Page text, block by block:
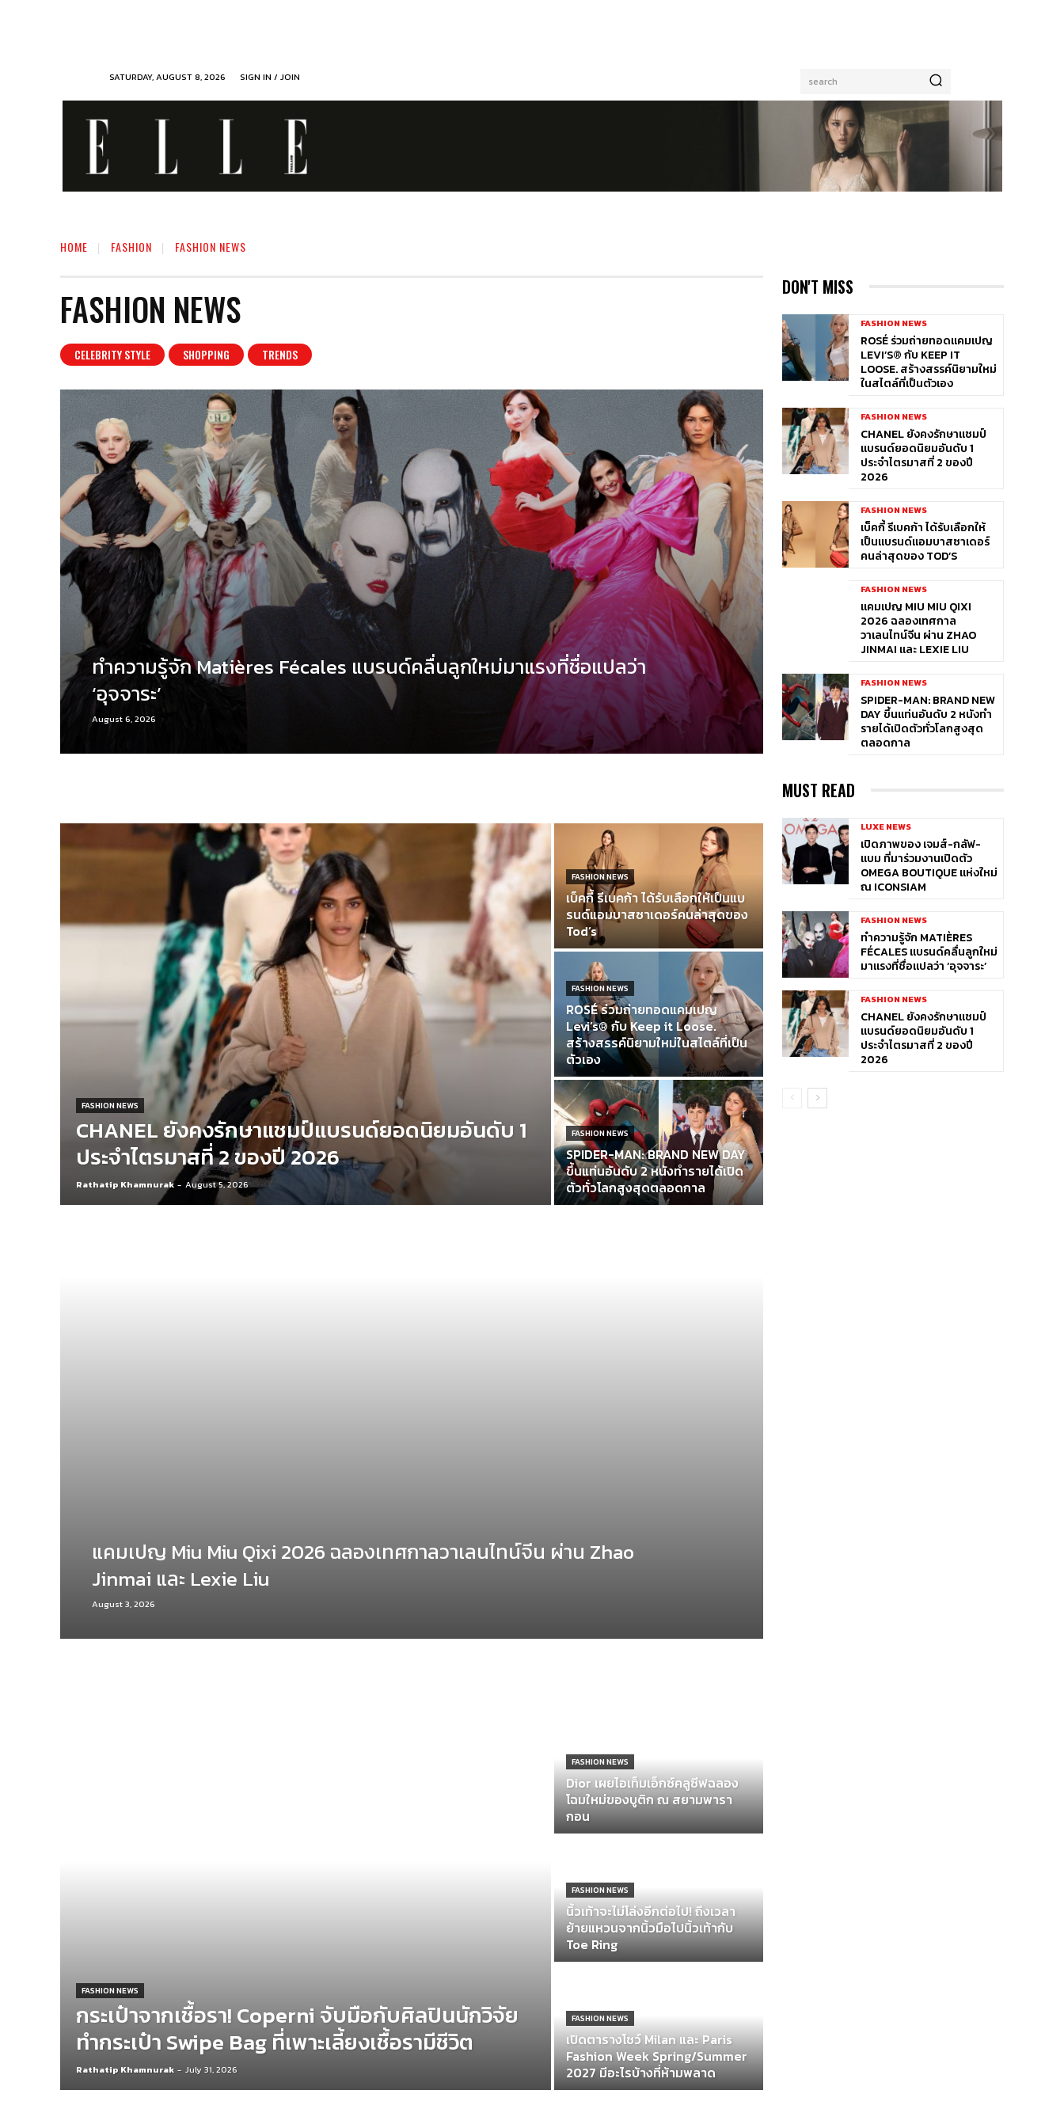
SATURDAY, AUGUST 8, 2026 search
SIGN IN / JOIN
HOME FASHION FASHION NEWS
FASHION NEWS
CELEBRITY STYLE SHOPPING TRENDS
ทำความรู้จัก Matières Fécales แบรนด์คลื่นลูกใหม่มาแรงที่ชื่อแปลว่า
‘อุจจาระ’
August 6, 2026
FASHION NEWS
CHANEL ยังคงรักษาแชมป์แบรนด์ยอดนิยมอันดับ 1
ประจำไตรมาสที่ 2 ของปี 2026
Rathatip Khamnurak - August 5, 2026
FASHION NEWS
เบ็คกี้ รีเบคก้า ได้รับเลือกให้เป็นแบ
รนด์แอมบาสซาเดอร์คนล่าสุดของ
Tod’s
FASHION NEWS
ROSÉ ร่วมถ่ายทอดแคมเปญ
Levi’s® กับ Keep it Loose.
สร้างสรรค์นิยามใหม่ในสไตล์ที่เป็น
ตัวเอง
FASHION NEWS
SPIDER-MAN: BRAND NEW DAY
ขึ้นแท่นอันดับ 2 หนังทำรายได้เปิด
ตัวทั่วโลกสูงสุดตลอดกาล
แคมเปญ Miu Miu Qixi 2026 ฉลองเทศกาลวาเลนไทน์จีน ผ่าน Zhao
Jinmai และ Lexie Liu
August 3, 2026
FASHION NEWS
กระเป๋าจากเชื้อรา! Coperni จับมือกับศิลปินนักวิจัย
ทำกระเป๋า Swipe Bag ที่เพาะเลี้ยงเชื้อรามีชีวิต
Rathatip Khamnurak - July 31, 2026
FASHION NEWS
Dior เผยไอเท็มเอ็กซ์คลูซีฟฉลอง
โฉมใหม่ของบูติก ณ สยามพารา
กอน
FASHION NEWS
นิ้วเท้าจะไม่โล่งอีกต่อไป! ถึงเวลา
ย้ายแหวนจากนิ้วมือไปนิ้วเท้ากับ
Toe Ring
FASHION NEWS
เปิดตารางโชว์ Milan และ Paris
Fashion Week Spring/Summer
2027 มีอะไรบ้างที่ห้ามพลาด
DON'T MISS
FASHION NEWS
ROSÉ ร่วมถ่ายทอดแคมเปญ
LEVI’S® กับ KEEP IT
LOOSE. สร้างสรรค์นิยามใหม่
ในสไตล์ที่เป็นตัวเอง
FASHION NEWS
CHANEL ยังคงรักษาแชมป์
แบรนด์ยอดนิยมอันดับ 1
ประจำไตรมาสที่ 2 ของปี
2026
FASHION NEWS
เบ็คกี้ รีเบคก้า ได้รับเลือกให้
เป็นแบรนด์แอมบาสซาเดอร์
คนล่าสุดของ TOD’S
FASHION NEWS
แคมเปญ MIU MIU QIXI
2026 ฉลองเทศกาล
วาเลนไทน์จีน ผ่าน ZHAO
JINMAI และ LEXIE LIU
FASHION NEWS
SPIDER-MAN: BRAND NEW
DAY ขึ้นแท่นอันดับ 2 หนังทำ
รายได้เปิดตัวทั่วโลกสูงสุด
ตลอดกาล
MUST READ
LUXE NEWS
เปิดภาพของ เจมส์-กลัฟ-
แบม ที่มาร่วมงานเปิดตัว
OMEGA BOUTIQUE แห่งใหม่
ณ ICONSIAM
FASHION NEWS
ทำความรู้จัก MATIÈRES
FÉCALES แบรนด์คลื่นลูกใหม่
มาแรงที่ชื่อแปลว่า ‘อุจจาระ’
FASHION NEWS
CHANEL ยังคงรักษาแชมป์
แบรนด์ยอดนิยมอันดับ 1
ประจำไตรมาสที่ 2 ของปี
2026